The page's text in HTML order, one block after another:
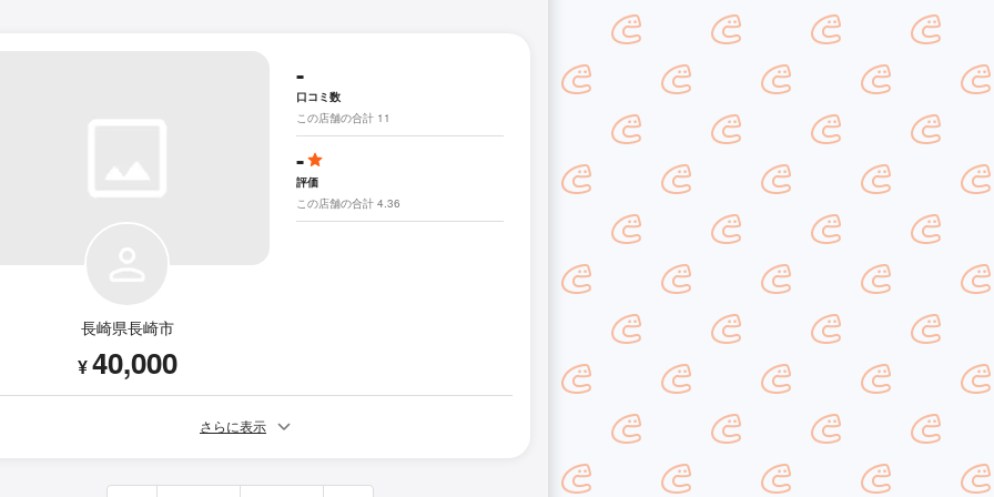
長崎県長崎市
¥40,000
-
口コミ数
この店舗の合計 11
-
評価
この店舗の合計 4.36
さらに表示